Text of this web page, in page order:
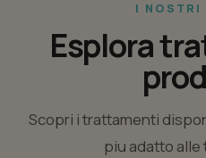
I NOSTRI
Esplora
Scopri i trattamenti
piu adatto